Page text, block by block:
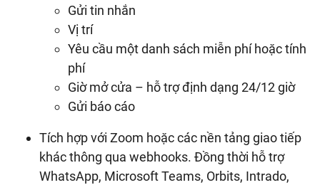
Gửi tin nhắn
Vị trí
Yêu cầu một danh sách miễn phí hoặc tính
phí
Giờ mở cửa – hỗ trợ định dạng 24/12 giờ
Gửi báo cáo
Tích hợp với Zoom hoặc các nền tảng giao tiếp
khác thông qua webhooks. Đồng thời hỗ trợ
WhatsApp, Microsoft Teams, Orbits, Intrado,